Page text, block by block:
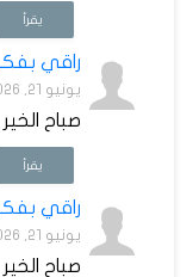
يقرأ
راقي
يونيو 21, 2026 2:52 ص
صباح
يقرأ
راقي
يونيو 21, 2026 2:51 ص
صباح